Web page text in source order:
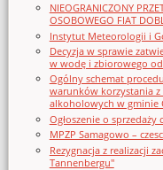
NIEOGRANICZONY
OSOBOWEGO FIAT
Instytut Meteorologii i
Decyzja w sprawie
w wodę i zbiorowego
Ogólny schemat
warunków korzystania
alkoholowych w gminie
Ogłoszenie o sprzedaży
MPZP Samagowo –
Rezygnacja z realizacji
Tannenbergu"